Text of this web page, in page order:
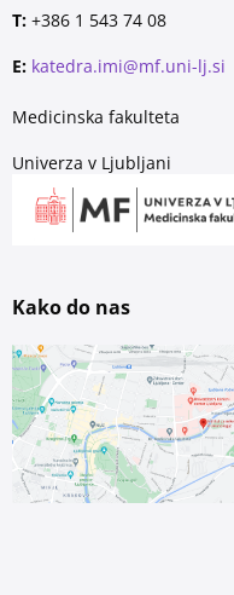
T: +386 1 543 74 08
E: katedra.imi@mf.uni-lj.si
Medicinska fakulteta
Univerza v Ljubljani
Kako do nas